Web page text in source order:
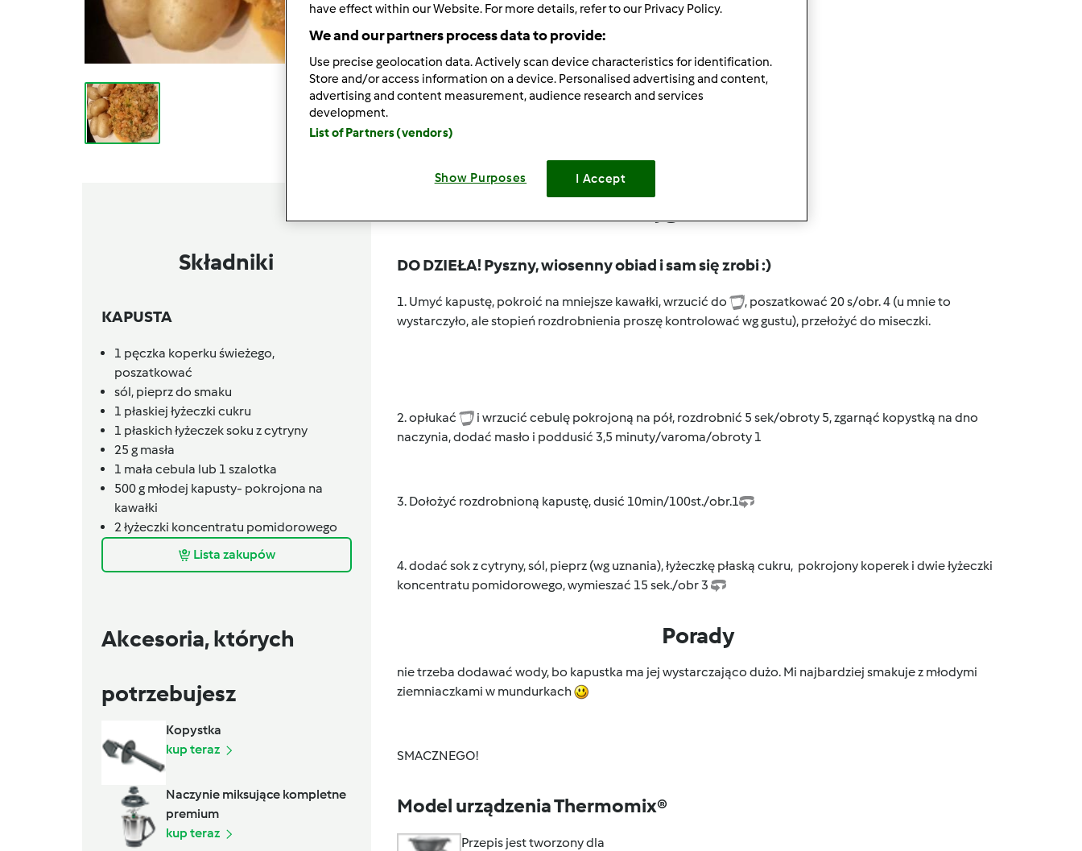
Poziom
Składniki
KAPUSTA
1 pęczka koperku świeżego,
poszatkować
sól, pieprz do smaku
1 płaskiej łyżeczki cukru
1 płaskich łyżeczeksoku z cytryny
25 g masła
1 mała cebula lub 1 szalotka
500g młodej kapusty- pokrojona na
kawałki
2łyżeczki koncentratu pomidorowego
Lista zakupów
Akcesoria, których
potrzebujesz
Kopystka
kup teraz
Naczynie miksujące kompletne
premium
kup teraz
DO DZIEŁA! Pyszny, wiosenny obiad i sam się zrobi :)
1. Umyć kapustę, pokroić na mniejsze kawałki, wrzucić do
, poszatkować 20 s/obr. 4 (u mnie to
wystarczyło, ale stopień rozdrobnienia proszę kontrolować wg gustu), przełożyć do miseczki.
2. opłukać
i wrzucić cebulę pokrojoną na pół, rozdrobnić 5 sek/obroty 5, zgarnąć kopystką na dno
naczynia, dodać masło i poddusić 3,5 minuty/varoma/obroty 1
3. Dołożyć rozdrobnioną kapustę, dusić 10min/100st./obr.1
4. dodać sok z cytryny, sól, pieprz (wg uznania), łyżeczkę płaską cukru, pokrojony koperek i dwie łyżeczki
koncentratu pomidorowego, wymieszać 15 sek./obr 3
Porady
nie trzeba dodawać wody, bo kapustka ma jej wystarczająco dużo. Mi najbardziej smakuje z młodymi
ziemniaczkami w mundurkach
SMACZNEGO!
Model urządzenia Thermomix®
Przepis jest tworzony dla
have effect within our Website. For more details, refer to our Privacy Policy.
We and our partners process data to provide:
Use precise geolocation data. Actively scan device characteristics for identification.
Store and/or access information on a device. Personalised advertising and content,
advertising and content measurement, audience research and services
development.
List of Partners (vendors)
Show Purposes I Accept